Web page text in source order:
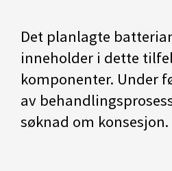
Det planlagte
inneholder i dette
komponenter. Under
av
søknad om konsesjon.